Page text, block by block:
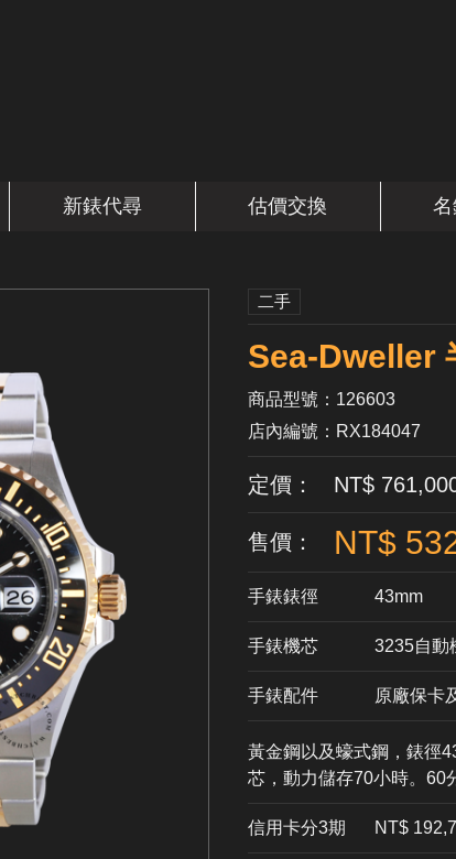
新錶代尋 估價交換
二手
Sea-Dweller
商品型號：126603
店內編號：RX184047
定價： NT$
售價： NT$
手錶錶徑 43mm
手錶機芯 ​3235自動
手錶配件 原廠保卡
黃金鋼以及蠔式鋼，錶徑
芯，動力儲存70小時。60
信用卡分3期 ​NT$